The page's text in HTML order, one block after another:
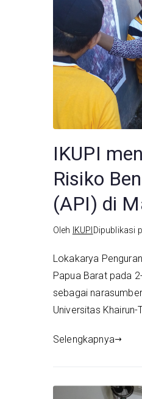
IKUPI
Risiko
(API) di
Oleh IKUPI Dipublikasi
Lokakarya
Papua Barat pada
sebagai
Universitas
Selengkapnya